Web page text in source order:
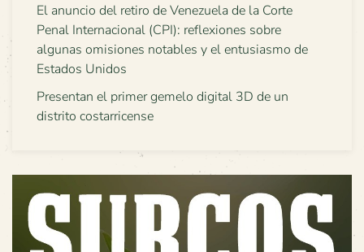
El anuncio del retiro de Venezuela de la Corte
Penal Internacional (CPI): reflexiones sobre
algunas omisiones notables y el entusiasmo de
Estados Unidos
Presentan el primer gemelo digital 3D de un
distrito costarricense